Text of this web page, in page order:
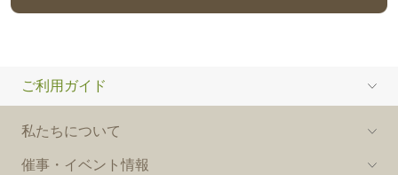
ご利用ガイド
私たちについて
催事・イベント情報